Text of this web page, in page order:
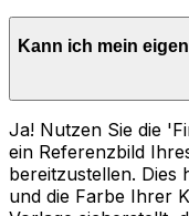
Kann ich mein
Ja! Nutzen Sie die
ein Referenzbild
bereitzustellen. Dies
und die Farbe Ihrer